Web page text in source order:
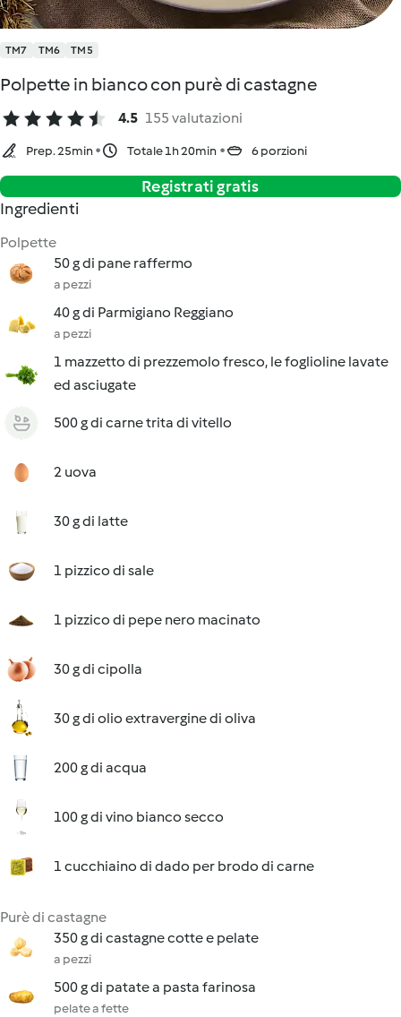
TM7 TM6 TM5
Polpette in bianco con purè di castagne
4.5 155 valutazioni
Prep. 25min Totale 1h 20min 6 porzioni
Registrati gratis
Ingredienti
Polpette
50 g di pane raffermo
a pezzi
40 g di Parmigiano Reggiano
a pezzi
1 mazzetto di prezzemolo fresco, le foglioline lavate
ed asciugate
500 g di carne trita di vitello
2 uova
30 g di latte
1 pizzico di sale
1 pizzico di pepe nero macinato
30 g di cipolla
30 g di olio extravergine di oliva
200 g di acqua
100 g di vino bianco secco
1 cucchiaino di dado per brodo di carne
Purè di castagne
350 g di castagne cotte e pelate
a pezzi
500 g di patate a pasta farinosa
pelate a fette